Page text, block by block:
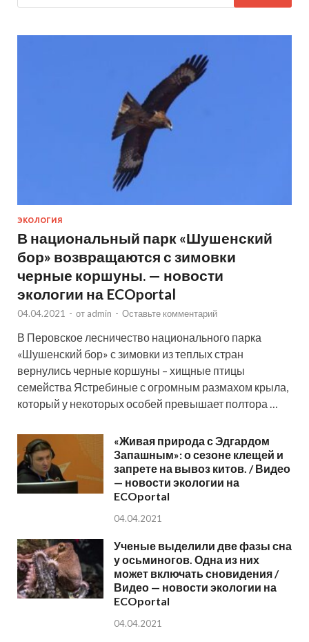
ЭКОЛОГИЯ
В национальный парк «Шушенский
бор» возвращаются с зимовки
черные коршуны. — новости
экологии на ECOportal
04.04.2021 - от admin - Оставьте комментарий
В Перовское лесничество национального парка
«Шушенский бор» с зимовки из теплых стран
вернулись черные коршуны – хищные птицы
семейства Ястребиные с огромным размахом крыла,
который у некоторых особей превышает полтора …
«Живая природа с Эдгардом
Запашным»: о сезоне клещей и
запрете на вывоз китов. / Видео
— новости экологии на
ECOportal
04.04.2021
Ученые выделили две фазы сна
у осьминогов. Одна из них
может включать сновидения /
Видео — новости экологии на
ECOportal
04.04.2021